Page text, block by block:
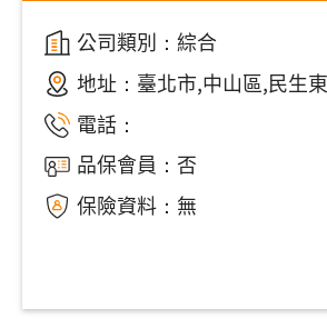
公司類別：綜合
地址： 臺北市,中山區,民生
電話：
品保會員：否
保險資料：無